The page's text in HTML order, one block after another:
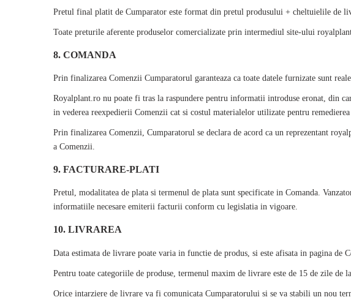
Pretul final platit de Cumparator este format din pretul produsului + cheltuielile de
Toate preturile aferente produselor comercializate prin intermediul site-ului
8. COMANDA
Prin finalizarea Comenzii Cumparatorul garanteaza ca toate datele furnizate sunt
Royalplant.ro nu poate fi tras la raspundere pentru informatii introduse eronat, din
in vederea reexpedierii Comenzii cat si costul materialelor utilizate pentru
Prin finalizarea Comenzii, Cumparatorul se declara de acord ca un reprezentant
a Comenzii.
9. FACTURARE-PLATI
Pretul, modalitatea de plata si termenul de plata sunt specificate in Comanda.
informatiile necesare emiterii facturii conform cu legislatia in vigoare.
10. LIVRAREA
Data estimata de livrare poate varia in functie de produs, si este afisata in pagina
Pentru toate categoriile de produse, termenul maxim de livrare este de 15 de zile de
Orice intarziere de livrare va fi comunicata Cumparatorului si se va stabili un nou